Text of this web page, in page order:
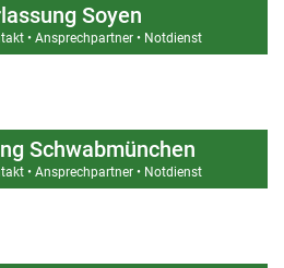
Soyen
• Ansprechpartner • Notdienst
Schwabmünchen
• Ansprechpartner • Notdienst